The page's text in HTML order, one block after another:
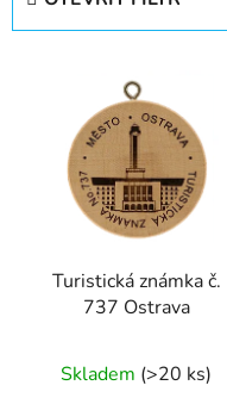
Turistická známka č.
737 Ostrava
hodnocení
Skladem (>20 ks)